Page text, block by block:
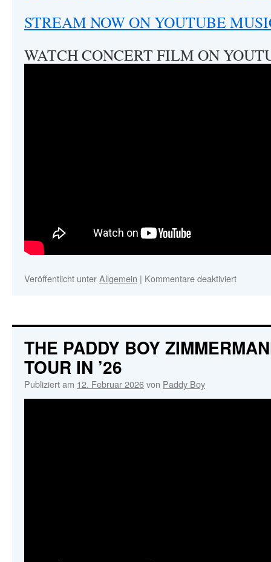
STREAM NOW ON YOUTUBE
WATCH CONCERT FILM ON
Veröffentlicht unterAllgemein | Kommentare deaktiviert
BAND
–
–
THE PADDY BOY
TOUR IN ’26
Publiziert am 12. Februar 2026von Paddy Boy